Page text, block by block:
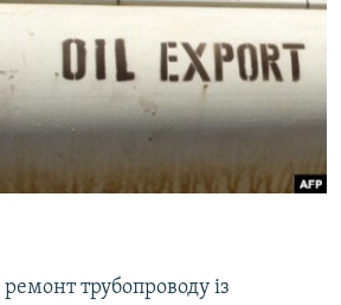
КРИМУ
трубопроводу із